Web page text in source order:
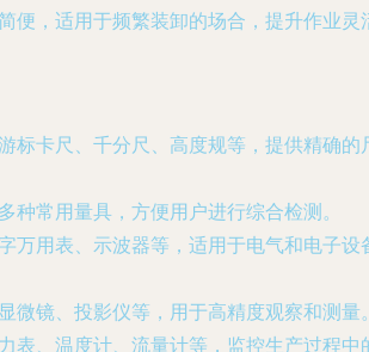
便，适用于频繁装卸的场合，提升作业灵
标卡尺、千分尺、高度规等，提供精确的
种常用量具，方便用户进行综合检测。
万用表、示波器等，适用于电气和电子设
微镜、投影仪等，用于高精度观察和测量
表、温度计、流量计等，监控生产过程中